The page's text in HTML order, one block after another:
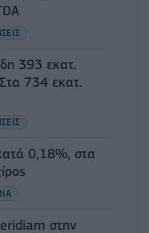
393 εκατ.
734 εκατ.
0,18%, στα
στην